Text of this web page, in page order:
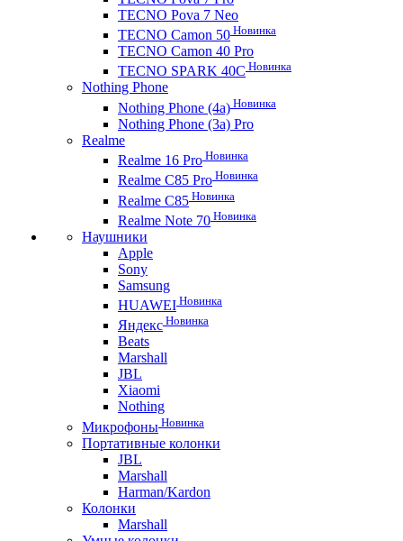
TECNO Pova 7 Neo
TECNO Camon 50 Новинка
TECNO Camon 40 Pro
TECNO SPARK 40C Новинка
Nothing Phone
Nothing Phone (4a) Новинка
Nothing Phone (3a) Pro
Realme
Realme 16 Pro Новинка
Realme C85 Pro Новинка
Realme C85 Новинка
Realme Note 70 Новинка
Наушники
Apple
Sony
Samsung
HUAWEI Новинка
Яндекс Новинка
Beats
Marshall
JBL
Xiaomi
Nothing
Микрофоны Новинка
Портативные колонки
JBL
Marshall
Harman/Kardon
Колонки
Marshall